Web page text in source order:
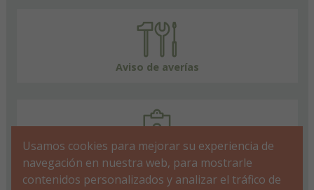
Aviso de averías
FAQs
Usamos cookies para mejorar su experiencia de
navegación en nuestra web, para mostrarle
contenidos personalizados y analizar el tráfico de